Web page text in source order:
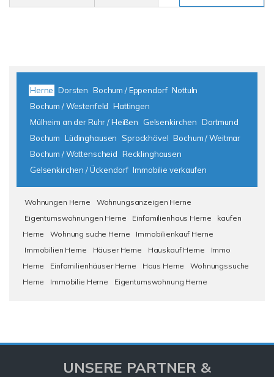
Herne Dorsten Bochum / Eppendorf Nottuln
Bochum / Westenfeld Hattingen
Mülheim an der Ruhr / Heißen
Gelsenkirchen Dortmund
Bochum Lüdinghausen Sprockhövel Bochum / Weitmar
Bochum / Wattenscheid Recklinghausen
Gelsenkirchen / Ückendorf Immobilie verkaufen
Wohnungen Herne
Wohnungsanzeigen Herne
Eigentumswohnungen Herne
Einfamilienhaus Herne
kaufen
Herne
Wohnung suche Herne
Immobilienkauf Herne
Immobilien Herne
Häuser Herne Hauskauf Herne
Immo
Herne
Einfamilienhäuser Herne Haus Herne
Wohnungssuche
Herne
Immobilie Herne Eigentumswohnung Herne
UNSERE PARTNER &